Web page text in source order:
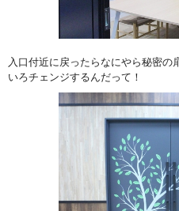
入口付近に戻ったらなにやら秘密
いろチェンジするんだって！